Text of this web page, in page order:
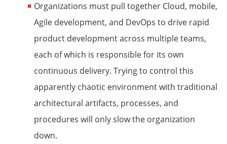
Organizations must pull together Cloud, mobile,
Agile development, and DevOps to drive rapid
product development across multiple teams,
each of which is responsible for its own
continuous delivery. Trying to control this
apparently chaotic environment with traditional
architectural artifacts, processes, and
procedures will only slow the organization
down.